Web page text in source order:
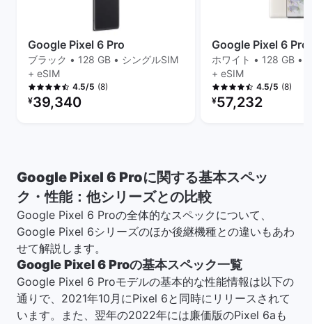
Google Pixel 6 Pro
ブラック • 128 GB • シングルSIM
+ eSIM
4.5/5 (8)
リファービッシュ品の価格：
¥39,340
Google Pixel 6 Pro
ホワイト • 128 GB •
+ eSIM
4.5/5 (8)
リファービッシュ品の
¥57,232
Google Pixel 6 Proに関する基本スペッ
ク・性能：他シリーズとの比較
Google Pixel 6 Proの全体的なスペックについて、
Google Pixel 6シリーズのほか後継機種との違いもあわ
せて解説します。
Google Pixel 6 Proの基本スペック一覧
Google Pixel 6 Proモデルの基本的な性能情報は以下の
通りで、2021年10月にPixel 6と同時にリリースされて
います。また、翌年の2022年には廉価版のPixel 6aも